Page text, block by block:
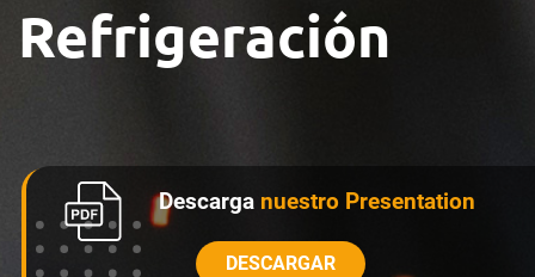
Refrigeración
Descarga nuestro Presentation
DESCARGAR